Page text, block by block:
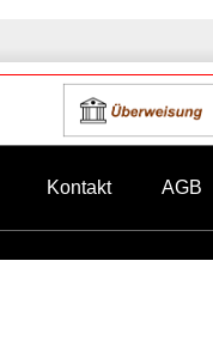
Kontakt AGB